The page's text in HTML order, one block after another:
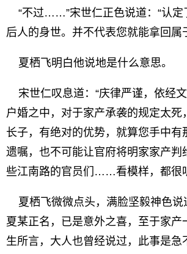
“不过……”宋世仁正色说道：“认定
后人的身世。并不代表您就能拿回属
夏栖飞明白他说地是什么意思。
宋世仁叹息道：“庆律严谨，依经
户婚之中，对于家产承袭的规定太死
长子，有绝对的优势，就算您手中有
遗嘱，也不可能让官府将明家家产判
些江南路的官员们……看模样，都很
夏栖飞微微点头，满脸坚毅神色说
夏某正名，已是意外之喜，至于家产
生所言，大人也曾经说过，此事是急